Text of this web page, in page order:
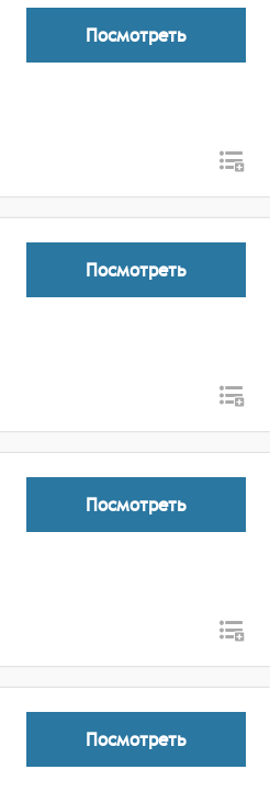
Посмотреть
Посмотреть
Посмотреть
Посмотреть